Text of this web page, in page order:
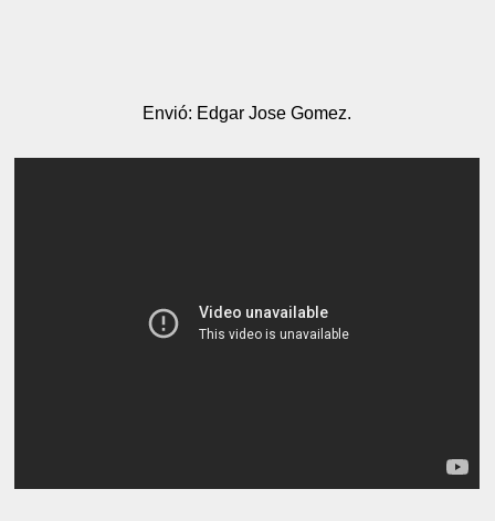
Envió: Edgar Jose Gomez.